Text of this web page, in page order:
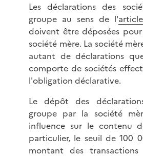
Les déclarations des
groupe au sens de l'
doivent être déposées
société mère. La société
autant de déclarations
comporte de sociétés
l'obligation déclarative.
Le dépôt des
groupe par la société
influence sur le contenu
particulier, le seuil de 100
montant des transactions